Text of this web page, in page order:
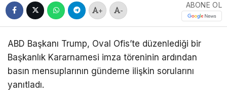
+ -
ABONE OL
ABD Başkanı Trump, Oval Ofis’te düzenlediği bir
Başkanlık Kararnamesi imza töreninin ardından
basın mensuplarının gündeme ilişkin sorularını
yanıtladı.